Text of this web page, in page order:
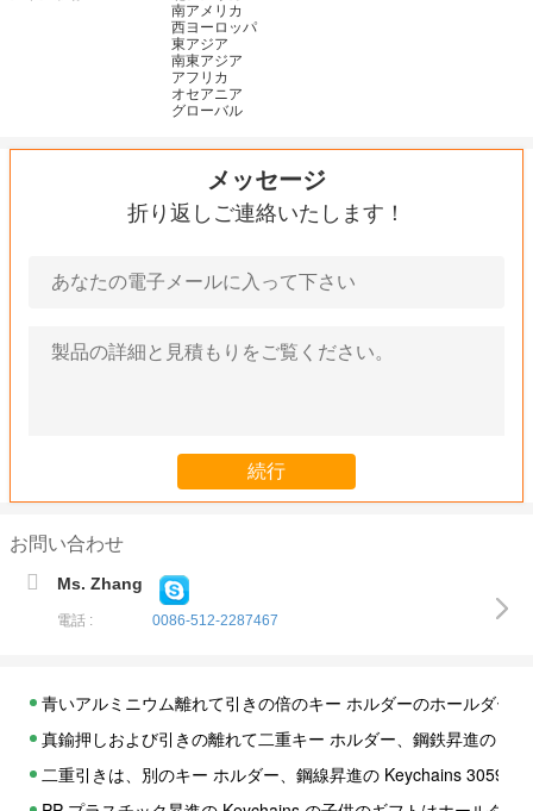
南アメリカ
西ヨーロッパ
東アジア
南東アジア
アフリカ
オセアニア
グローバル
メッセージ
折り返しご連絡いたします！
お問い合わせ
Ms. Zhang
電話 : 0086-512-2287467
青いアルミニウム離れて引きの倍のキー ホルダーのホールダー
真鍮押しおよび引きの離れて二重キー ホルダー、鋼鉄昇進の
二重引きは、別のキー ホルダー、鋼線昇進の Keychains 30598